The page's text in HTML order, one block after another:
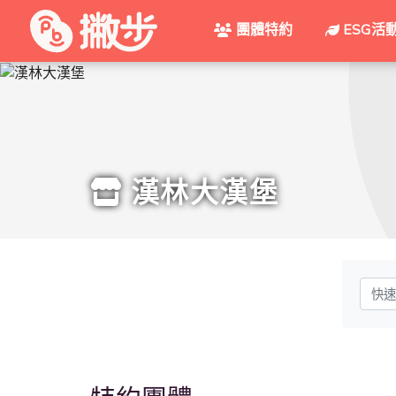
團體特約 ESG活
漢林大漢堡